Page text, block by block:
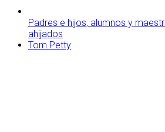
Padres e hijos, alumnos y
ahijados
Tom Petty